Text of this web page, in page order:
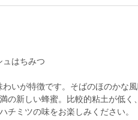
ュはちみつ
いが特徴です。そばのほのかな
の新しい蜂蜜。比較的粘土が低
チミツの味をお楽しみください。